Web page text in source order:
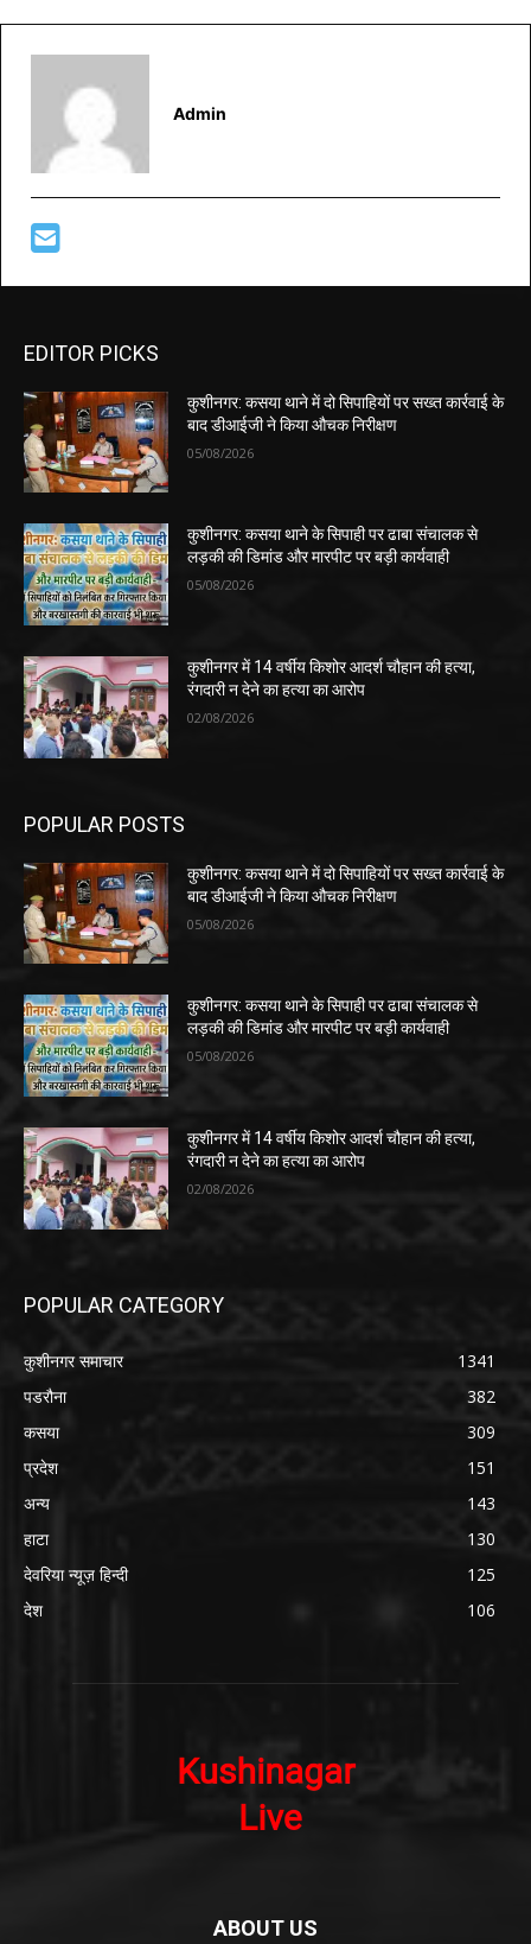
Admin
EDITOR PICKS
कुशीनगर: कसया थाने में दो सिपाहियों पर सख्त कार्रवाई के
बाद डीआईजी ने किया औचक निरीक्षण
05/08/2026
कुशीनगर: कसया थाने के सिपाही पर ढाबा संचालक से
लड़की की डिमांड और मारपीट पर बड़ी कार्यवाही
05/08/2026
कुशीनगर में 14 वर्षीय किशोर आदर्श चौहान की हत्या,
रंगदारी न देने का हत्या का आरोप
02/08/2026
POPULAR POSTS
कुशीनगर: कसया थाने में दो सिपाहियों पर सख्त कार्रवाई के
बाद डीआईजी ने किया औचक निरीक्षण
05/08/2026
कुशीनगर: कसया थाने के सिपाही पर ढाबा संचालक से
लड़की की डिमांड और मारपीट पर बड़ी कार्यवाही
05/08/2026
कुशीनगर में 14 वर्षीय किशोर आदर्श चौहान की हत्या,
रंगदारी न देने का हत्या का आरोप
02/08/2026
POPULAR CATEGORY
कुशीनगर समाचार
1341
पडरौना
382
कसया
309
प्रदेश
151
अन्य
143
हाटा
130
देवरिया न्यूज़ हिन्दी
125
देश
106
ABOUT US